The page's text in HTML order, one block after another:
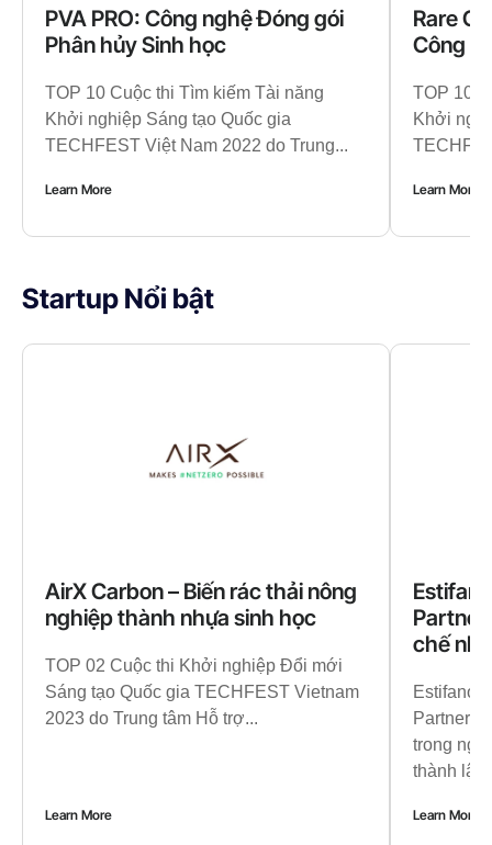
PVA PRO: Công nghệ Đóng gói
Phân hủy Sinh học
TOP 10 Cuộc thi Tìm kiếm Tài năng
Khởi nghiệp Sáng tạo Quốc gia
TECHFEST Việt Nam 2022 do Trung...
Learn More
Rare
Công
TOP 10
Khởi
Learn More
Startup Nổi bật
AirX Carbon – Biến rác thải nông
nghiệp thành nhựa sinh học
TOP 02 Cuộc thi Khởi nghiệp Đổi mới
Sáng tạo Quốc gia TECHFEST Vietnam
2023 do Trung tâm Hỗ trợ...
Learn More
chế
Estifanos
trong
thành
Learn More